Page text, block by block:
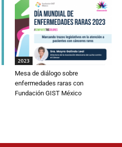
2023
Mesa de diálogo sobre
enfermedades raras con
Fundación GIST México